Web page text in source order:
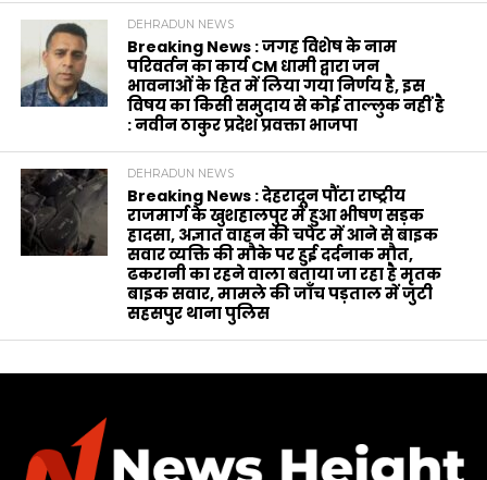
DEHRADUN NEWS
Breaking News : जगह विशेष के नाम
परिवर्तन का कार्य CM धामी द्वारा जन
भावनाओं के हित में लिया गया निर्णय है, इस
विषय का किसी समुदाय से कोई ताल्लुक नहीं है
: नवीन ठाकुर प्रदेश प्रवक्ता भाजपा
DEHRADUN NEWS
Breaking News : देहरादून पौंटा राष्ट्रीय
राजमार्ग के खुशहालपुर में हुआ भीषण सड़क
हादसा, अज्ञात वाहन की चपेट में आने से बाइक
सवार व्यक्ति की मौके पर हुई दर्दनाक मौत,
ढकरानी का रहने वाला बताया जा रहा है मृतक
बाइक सवार, मामले की जाँच पड़ताल में जुटी
सहसपुर थाना पुलिस